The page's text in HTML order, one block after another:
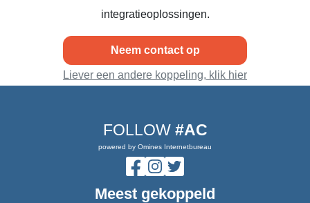
integratieoplossingen.
Neem contact op
Liever een andere koppeling, klik hier
FOLLOW #AC
powered by Omines Internetbureau
Meest gekoppeld